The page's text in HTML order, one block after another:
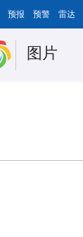
预报 预警 雷达
图片